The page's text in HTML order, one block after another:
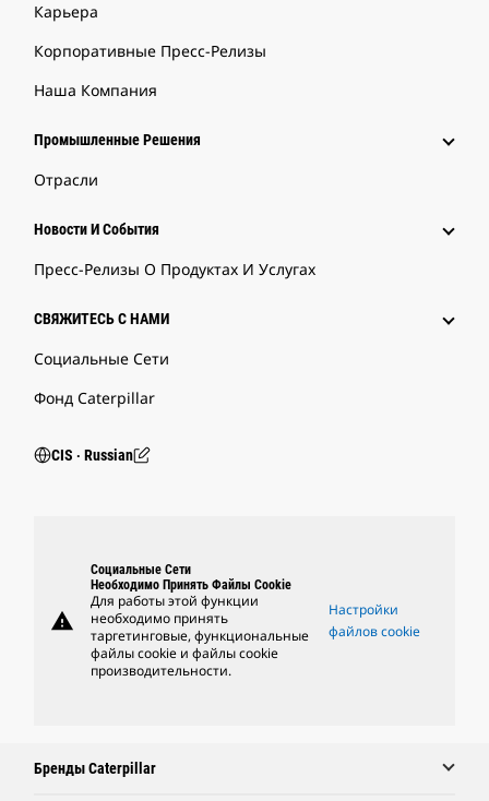
Карьера
Корпоративные Пресс-Релизы
Наша Компания
Промышленные Решения
Отрасли
Новости И События
Пресс-Релизы О Продуктах И Услугах
СВЯЖИТЕСЬ С НАМИ
Социальные Сети
Фонд Caterpillar
CIS ‧ Russian
warning
Социальные Сети
Необходимо Принять Файлы Cookie
Для работы этой функции
необходимо принять
таргетинговые, функциональные
файлы cookie и файлы cookie
производительности.
Настройки
файлов cookie
Бренды Caterpillar